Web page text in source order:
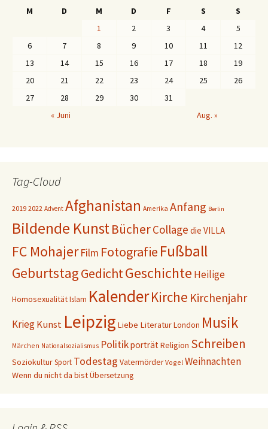
M
D M D F S
S
1
2 3 4
5
6
7 8 9 10 11
12
13
14 15 16 17 18
19
20
21 22 23 24 25
26
27
28 29 30
31
« Juni
Aug. »
Tag-Cloud
2019 2022 Advent Afghanistan Amerika Anfang Berlin
Bildende KunstBücherCollage die VILLA
FC Mohajer Film Fotografie Fußball
GeburtstagGedichtGeschichte Heilige
HomosexualitätIslam KalenderKirche Kirchenjahr
Krieg Kunst Leipzig Liebe LiteraturLondon Musik
Märchen Nationalsozialismus PolitikporträtReligion Schreiben
SoziokulturSport Todestag Vatermörder Vogel Weihnachten
Wenn du nicht da bistÜbersetzung